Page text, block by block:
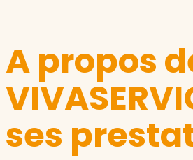
A propos
ses